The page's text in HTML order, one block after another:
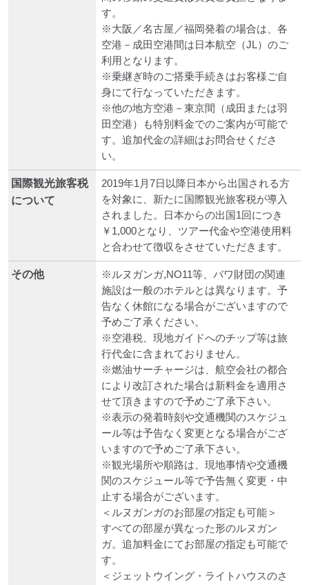
す。
※大阪／名古屋／福岡発着の場合は、各
空港－成田空港間は日本航空（JL）のご
利用となります。
※乗継ぎ時のご搭乗手続きはお客様ご自
身にて行なっていただきます。
※他の地方空港－東京間（成田または羽
田空港）も特別料金でのご案内が可能で
す。追加代金の詳細はお問合せくださ
い。
国際観光旅客税
について
2019年1月7日以降日本から出国される方
を対象に、新たに国際観光旅客税が導入
されました。日本からの出国1回につき
￥1,000となり、ツアー代金や空港使用料
と合わせて徴収をさせていただきます。
その他
※ルヌガンガ,NO11等、バワ財団の関連
施設は一般のホテルとは異なります。予
告なく休館になる場合がございますので
予めご了承ください。
※空港税、現地ガイドへのチップ等は旅
行代金に含まれておりません。
※燃油サーチャージは、航空会社の都合
により改訂された場合は新料金を適用さ
せて頂きますので予めご了承下さい。
※表示の発着時刻や交通機関のスケジュ
ール等は予告なく変更となる場合がござ
いますので予めご了承下さい。
※観光場所や順路は、現地事情や交通機
関のスケジュール等で予告無く変更・中
止する場合がございます。
＜ルヌガンガのお部屋の指定も可能＞
すべての部屋が異なった形のルヌガン
ガ。追加料金にてお部屋の指定も可能で
す。
＜ジェットウイング・ライトハウスのさ